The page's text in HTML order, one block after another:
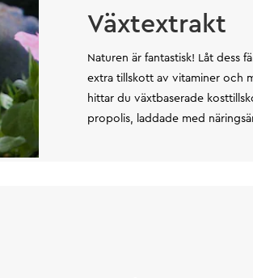
Växtextrakt
Naturen är fantastisk! Låt dess
extra tillskott av vitaminer och
hittar du växtbaserade
propolis, laddade med